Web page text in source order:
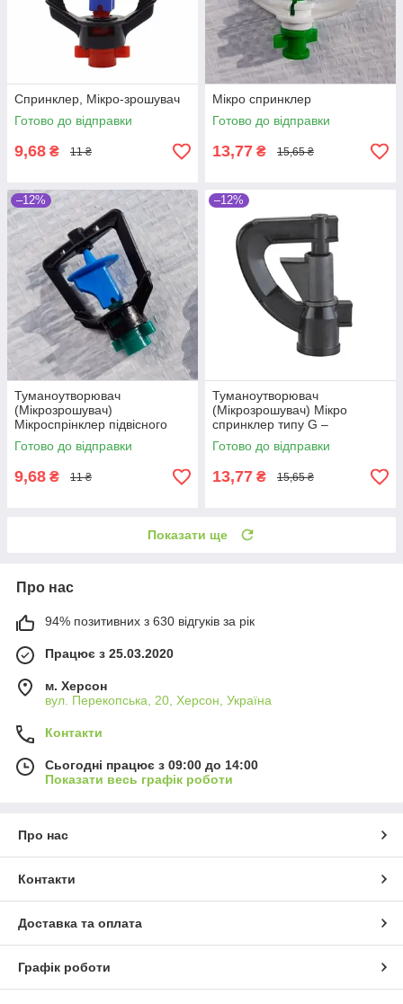
Спринклер, Мікро-зрошувач
Готово до відправки
9,68 ₴ 11 ₴
Мікро спринклер
Готово до відправки
13,77 ₴ 15,65 ₴
–12%
Туманоутворювач
(Мікрозрошувач)
Мікроспрінклер підвісного
типу
Готово до відправки
9,68 ₴ 11 ₴
–12%
Туманоутворювач
(Мікрозрошувач) Мікро
спринклер типу G –
трикутний поворотний.
Готово до відправки
13,77 ₴ 15,65 ₴
Показати ще
Про нас
94% позитивних з 630 відгуків за рік
Працює з 25.03.2020
м. Херсон
вул. Перекопська, 20, Херсон, Україна
Контакти
Сьогодні працює з 09:00 до 14:00
Показати весь графік роботи
Про нас
Контакти
Доставка та оплата
Графік роботи